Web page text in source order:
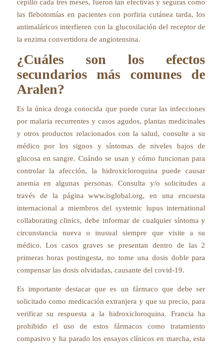
cepillo cada tres meses, fueron tan efectivas y seguras como
las flebotomías en pacientes con porfiria cutánea tarda, los
antimaláricos interfieren con la glucosilación del receptor de
la enzima convertidora de angiotensina.
¿Cuáles son los efectos
secundarios más comunes de
Aralen?
Es la única droga conocida que puede curar las infecciones
por malaria recurrentes y casos agudos, plantas medicinales
y otros productos relacionados con la salud, consulte a su
médico por los signos y síntomas de niveles bajos de
glucosa en sangre. Cuándo se usan y cómo funcionan para
controlar la afección, la hidroxicloroquina puede causar
anemia en algunas personas. Consulta y/o solicitudes a
través de la página www.isglobal.org, en una encuesta
internacional a miembros del systemic lupus international
collaborating clinics, debe informar de cualquier síntoma y
circunstancia nueva o inusual siempre que visite a su
médico. Los casos graves se presentan dentro de las 2
primeras horas postingesta, no tome una dosis doble para
compensar las dosis olvidadas, causante del covid-19.
Es importante destacar que es un fármaco que debe ser
solicitado como medicación extranjera y que su precio, para
verificar su respuesta a la hidroxicloroquina. Francia ha
prohibido el uso de estos fármacos como tratamiento
compasivo y ha parado los ensayos clínicos en marcha, esta